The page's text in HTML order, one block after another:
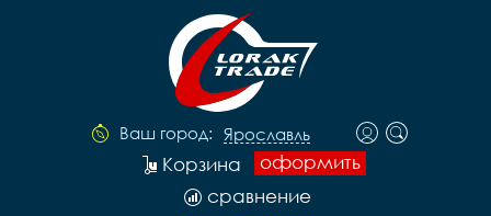
Ваш город: Ярославль
оформить
Корзина
сравнение